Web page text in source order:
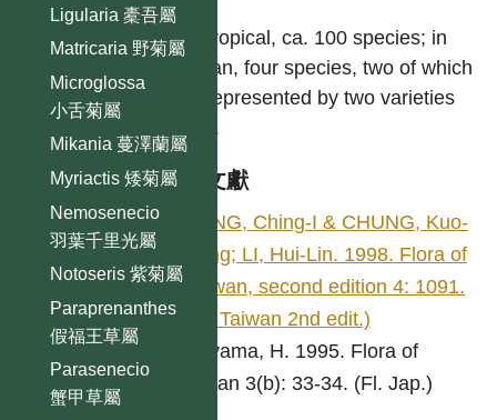
Ligularia 橐吾屬
Matricaria 野菊屬
Microglossa
小舌菊屬
Mikania 蔓澤蘭屬
Myriactis 矮菊屬
Nemosenecio
羽葉千里光屬
Notoseris 紫菊屬
Paraprenanthes
假福王草屬
Parasenecio
蟹甲草屬
Pantropical, ca. 100 species; in
Taiwan, four species, two of which
are represented by two varieties
each.
參考文獻
PENG, Ching-I & CHUNG, Kuo-
Fang; LI, Hui-Lin. 1998. Flora of
Taiwan, second edition 4: 1091.
(Fl. Taiwan 2nd edit.)
Koyama, H. 1995. Flora of
Japan 3(b): 33-34. (Fl. Jap.)